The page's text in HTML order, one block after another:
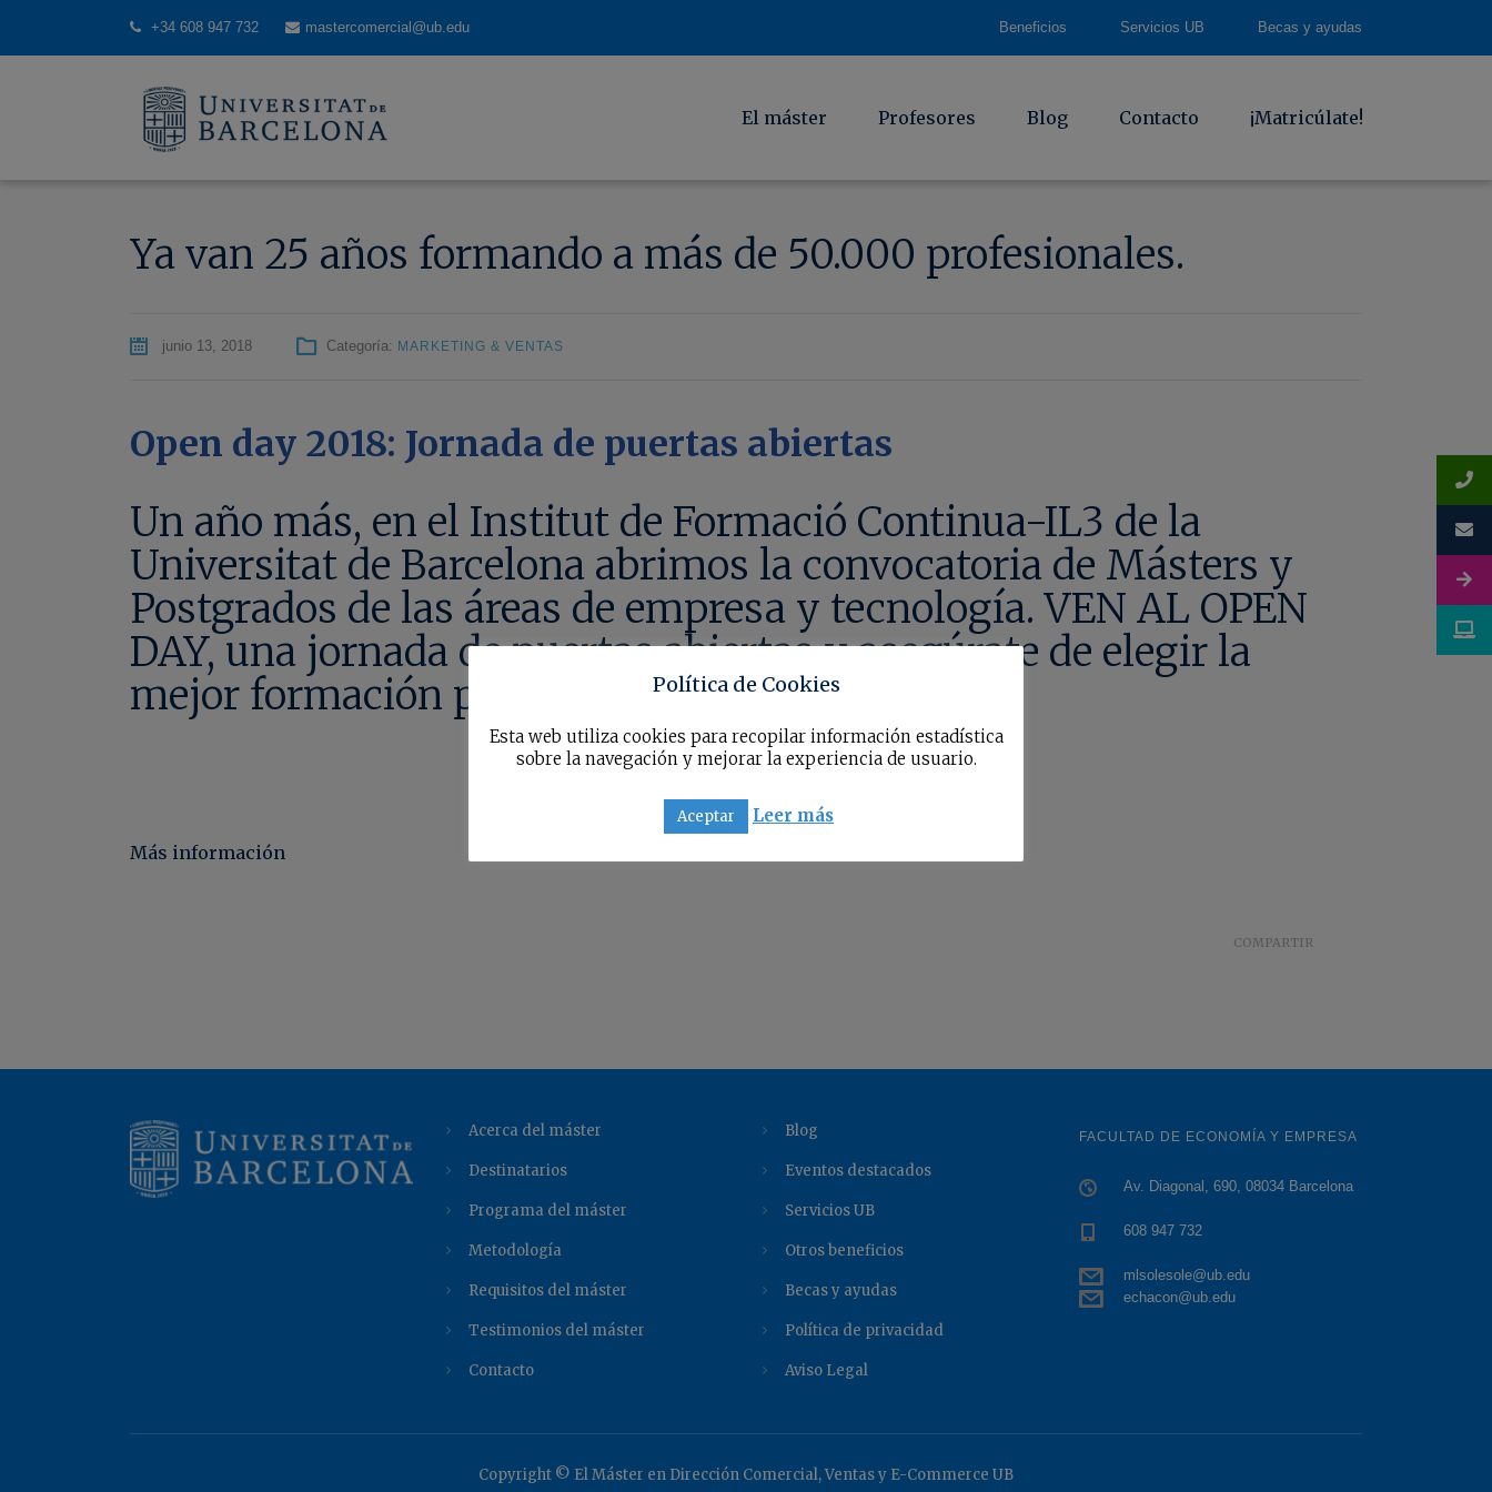
+34 608 947 732 mastercomercial@ub.edu Beneficios Servicios UB Becas y ayudas
El máster Profesores Blog Contacto ¡Matricúlate!
Ya van 25 años formando a más de 50.000 profesionales.
junio 13, 2018 Categoría: MARKETING & VENTAS
Open day 2018: Jornada de puertas abiertas
Un año más, en el Institut de Formació Continua-IL3 de la
Universitat de Barcelona abrimos la convocatoria de Másters y
Postgrados de las áreas de empresa y tecnología. VEN AL OPEN
DAY, una jornada de puertas abiertas y asegúrate de elegir la
mejor formación para tu carrera profesional.
Más información
COMPARTIR
Acerca del máster
Destinatarios
Programa del máster
Metodología
Requisitos del máster
Testimonios del máster
Contacto
Blog
Eventos destacados
Servicios UB
Otros beneficios
Becas y ayudas
Política de privacidad
Aviso Legal
FACULTAD DE ECONOMÍA Y EMPRESA
Av. Diagonal, 690, 08034 Barcelona
608 947 732
mlsolesole@ub.edu
echacon@ub.edu
Copyright © El Máster en Dirección Comercial, Ventas y E-Commerce UB
Política de Cookies
Esta web utiliza cookies para recopilar información estadística
sobre la navegación y mejorar la experiencia de usuario.
Aceptar Leer más